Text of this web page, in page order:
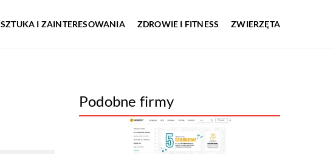
SZTUKA I ZAINTERESOWANIA ZDROWIE I FITNESS ZWIERZĘTA
Podobne firmy